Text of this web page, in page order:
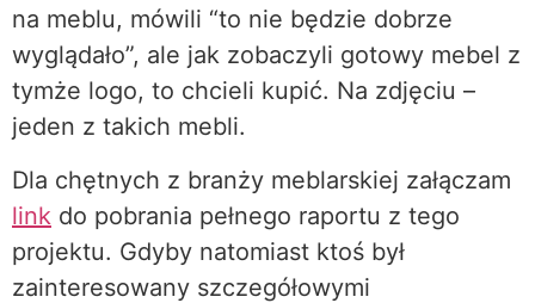
na meblu, mówili “to nie będzie dobrze
wyglądało”, ale jak zobaczyli gotowy mebel z
tymże logo, to chcieli kupić. Na zdjęciu –
jeden z takich mebli.
Dla chętnych z branży meblarskiej załączam
link do pobrania pełnego raportu z tego
projektu. Gdyby natomiast ktoś był
zainteresowany szczegółowymi